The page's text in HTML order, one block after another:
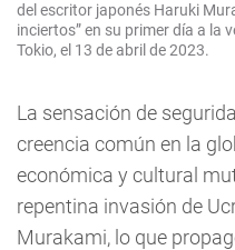
del escritor japonés Haruki
inciertos” en su primer día a la
Tokio, el 13 de abril de 2023.
La sensación de
creencia común en la
económica y cultural
repentina invasión de
Murakami, lo que